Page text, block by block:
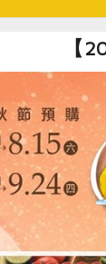
合作社生活
合作社關懷健
用她帶來的
【